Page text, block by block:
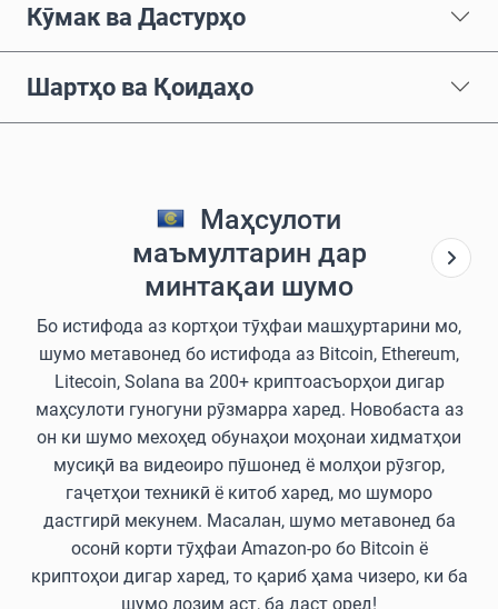
Кӯмак ва Дастурҳо
Шартҳо ва Қоидаҳо
Маҳсулоти
маъмултарин дар
минтақаи шумо
Бо истифода аз кортҳои тӯҳфаи машҳуртарини мо,
шумо метавонед бо истифода аз Bitcoin, Ethereum,
Litecoin, Solana ва 200+ криптоасъорҳои дигар
маҳсулоти гуногуни рӯзмарра харед. Новобаста аз
он ки шумо мехоҳед обунаҳои моҳонаи хидматҳои
мусиқӣ ва видеоиро пӯшонед ё молҳои рӯзгор,
гаҷетҳои техникӣ ё китоб харед, мо шуморо
дастгирӣ мекунем. Масалан, шумо метавонед ба
осонӣ корти тӯҳфаи Amazon-ро бо Bitcoin ё
криптоҳои дигар харед, то қариб ҳама чизеро, ки ба
шумо лозим аст, ба даст оред!